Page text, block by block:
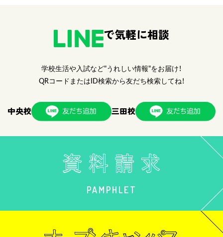
で気軽に相談
学校生活や入試など"うれしい情報"をお届け！
QRコードまたはID検索から友だち検索してね！
中央校 三田校
PAMPHLET